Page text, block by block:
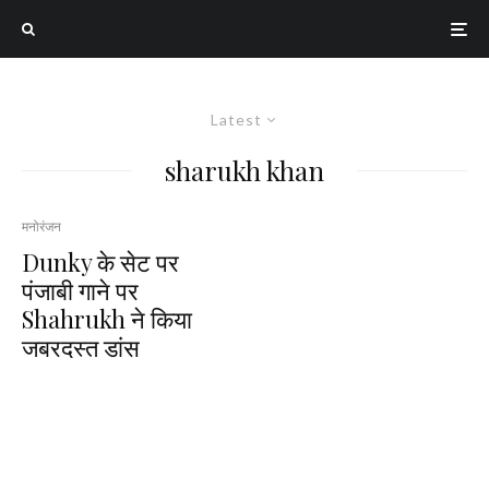
Latest
sharukh khan
मनोरंजन
Dunky के सेट पर
पंजाबी गाने पर
Shahrukh ने किया
जबरदस्त डांस